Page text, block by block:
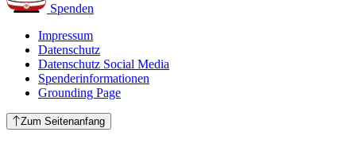
Spenden
Impressum
Datenschutz
Datenschutz Social Media
Spenderinformationen
Grounding Page
Zum Seitenanfang